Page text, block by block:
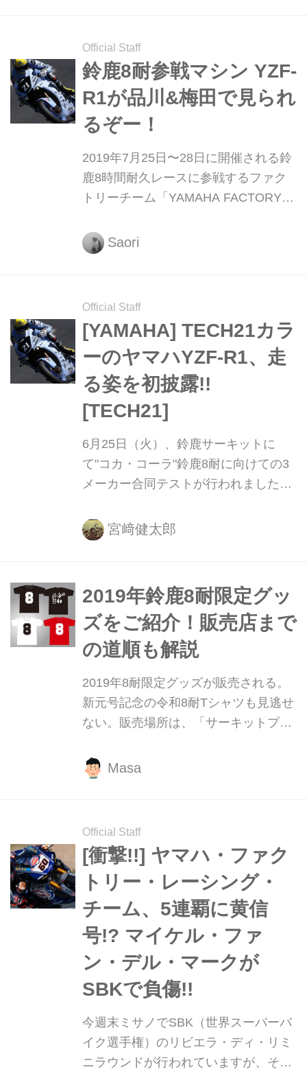
Official Staff
鈴鹿8耐参戦マシン YZF-
R1が品川&梅田で見られ
るぞー！
2019年7月25日〜28日に開催される鈴
鹿8時間耐久レースに参戦するファク
トリーチーム「YAMAHA FACTORY
「YZF-R1」の展示イベントが開催！
間近で見られるなんてレアすぎる。
Saori
Official Staff
[YAMAHA] TECH21カラ
ーのヤマハYZF-R1、走
る姿を初披露!!
[TECH21]
6月25日（火）、鈴鹿サーキットに
て"コカ・コーラ"鈴鹿8耐に向けての3
メーカー合同テストが行われました。
はり一番注目しちゃうのはTECH21復
刻カラーをまとったヤマハ・ファクト
ですね！
宮﨑健太郎
2019年鈴鹿8耐限定グッ
ズをご紹介！販売店まで
の道順も解説
2019年8耐限定グッズが販売される。
新元号記念の令和8耐Tシャツも見逃せ
ない。販売場所は、「サーキットプラ
ショップ」にある。当日迷わないよう
に行き方も解説！
Masa
Official Staff
[衝撃!!] ヤマハ・ファク
トリー・レーシング・
チーム、5連覇に黄信
号!? マイケル・ファ
ン・デル・マークが
SBKで負傷!!
今週末ミサノでSBK（世界スーパーバ
イク選手権）のリビエラ・ディ・リミ
ニラウンドが行われていますが、その